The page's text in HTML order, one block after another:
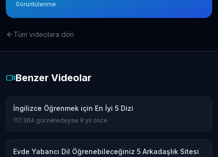
Görüntülenme
Tüm videolara dön
Benzer Videolar
İngilizce Öğrenmek için En İyi 5 Dizi
117.364 gör.neredeyse 9 yıl önce
Evde Yabancı Dil Öğrenebileceğiniz 5 Arkadaşlık Sitesi